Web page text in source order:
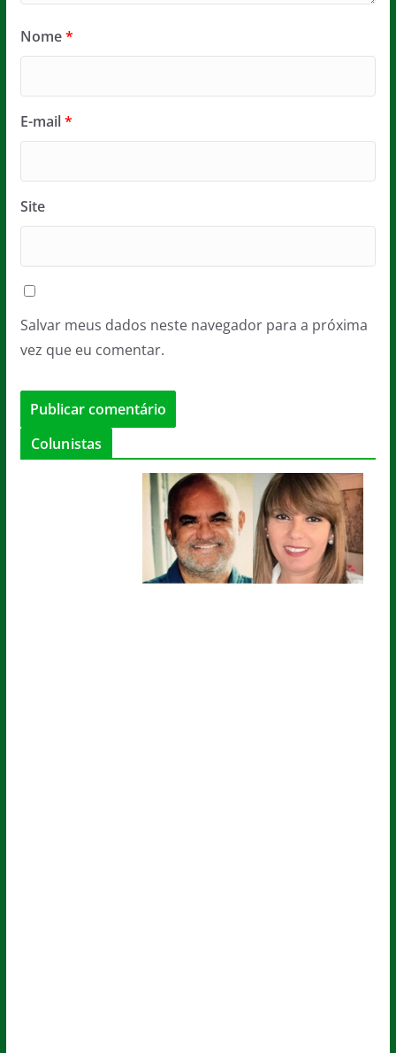
Nome*
E-mail*
Site
Salvar meus dados neste navegador para a próxima
vez que eu comentar.
Colunistas